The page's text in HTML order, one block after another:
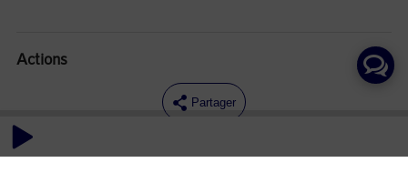
Actions
Partager
Commentaires